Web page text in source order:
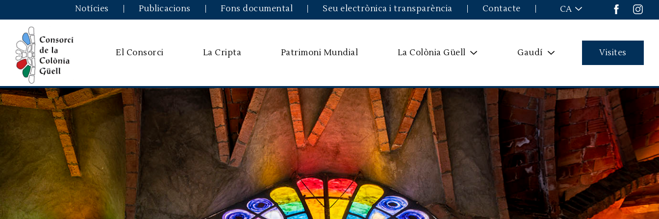
Vés al contingut
Notícies Publicacions Fons documental Seu electrònica i transparència Contacte CA
El Consorci La Cripta Patrimoni Mundial La Colònia Güell Gaudí Visites
Imatge
Imatge
Imatge